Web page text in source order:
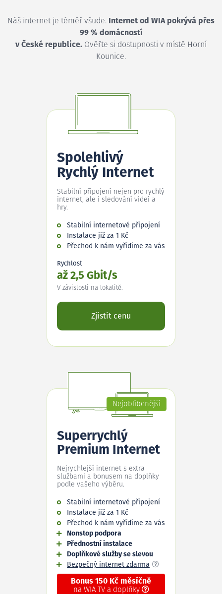
Náš internet je téměř všude. Internet od WIA pokrývá přes
99 % domácností
v České republice. Ověřte si dostupnosti v místě Horní
Kounice.
Spolehlivý
Rychlý Internet
Stabilní připojení nejen pro rychlý
internet, ale i sledování videí a
hry.
Stabilní internetové připojení
Instalace již za 1 Kč
Přechod k nám vyřídíme za vás
Rychlost
až 2,5 Gbit/s
V závislosti na lokalitě.
Zjistit cenu
Nejoblíbenější
Superrychlý
Premium Internet
Nejrychlejší internet s extra
službami a bonusem na doplňky
podle vašeho výběru.
Stabilní internetové připojení
Instalace již za 1 Kč
Přechod k nám vyřídíme za vás
Nonstop podpora
Přednostní instalace
Doplňkové služby se slevou
Bezpečný internet zdarma
Bonus 150 Kč měsíčně
na WIA TV a doplňky